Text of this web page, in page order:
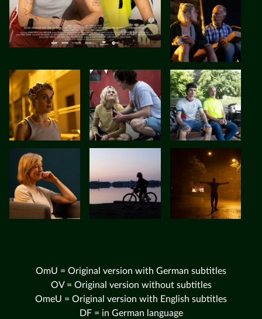
OmU = Original version with German subtitles
OV = Original version without subtitles
OmeU = Original version with English subtitles
DF = in German language